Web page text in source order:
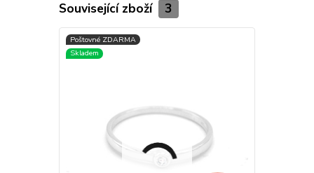
Související zboží 3